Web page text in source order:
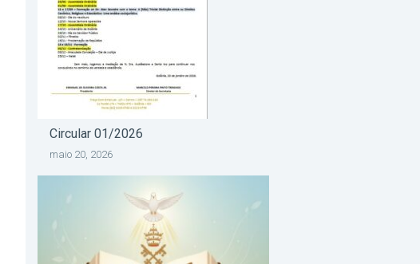
Circular 01/2026
maio 20, 2026